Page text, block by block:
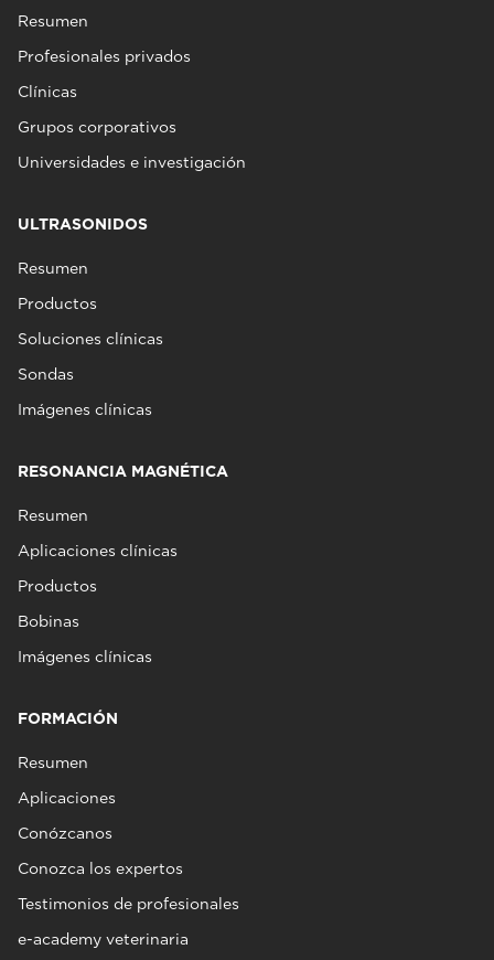
Resumen
Profesionales privados
Clínicas
Grupos corporativos
Universidades e investigación
ULTRASONIDOS
Resumen
Productos
Soluciones clínicas
Sondas
Imágenes clínicas
RESONANCIA MAGNÉTICA
Resumen
Aplicaciones clínicas
Productos
Bobinas
Imágenes clínicas
FORMACIÓN
Resumen
Aplicaciones
Conózcanos
Conozca los expertos
Testimonios de profesionales
e-academy veterinaria